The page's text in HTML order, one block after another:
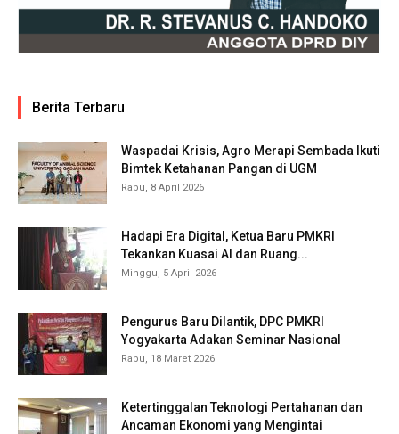
Berita Terbaru
Waspadai Krisis, Agro Merapi Sembada Ikuti
Bimtek Ketahanan Pangan di UGM
Rabu, 8 April 2026
Hadapi Era Digital, Ketua Baru PMKRI
Tekankan Kuasai AI dan Ruang...
Minggu, 5 April 2026
Pengurus Baru Dilantik, DPC PMKRI
Yogyakarta Adakan Seminar Nasional
Rabu, 18 Maret 2026
Ketertinggalan Teknologi Pertahanan dan
Ancaman Ekonomi yang Mengintai